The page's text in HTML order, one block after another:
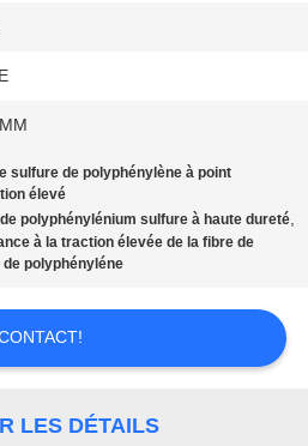
sulfure de polyphénylène à point
élevé
polyphénylénium sulfure à haute dureté,
à la traction élevée de la fibre de
polyphényléne
LES DÉTAILS